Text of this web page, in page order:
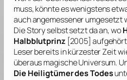
muss, könnte es wenigstens
auch angemessener umgesetzt
Die Story selbst setzt da an, wo
Halbblutprinz [2005]
Leser bereits in kürzester Zeit
überaus magische Universum.
Die Heiligtümer des Todes